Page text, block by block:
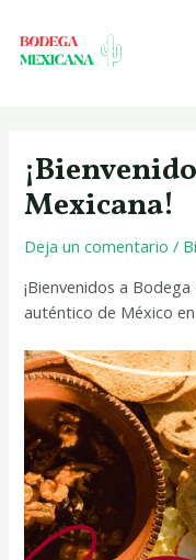
contenido
Mexicana!
Deja un comentario /
¡Bienvenidos a
auténtico de México en
de
entradas